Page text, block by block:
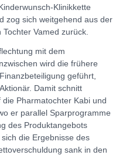
Klinikkette
zog sich weitgehend aus der
Vamed zurück.
mit dem
wird die frühere
geführt,
Damit schnitt
Pharmatochter Kabi und
er parallel Sparprogramme
des Produktangebots
die Ergebnisse des
sank in den